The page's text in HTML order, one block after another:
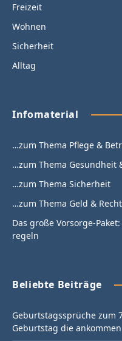
Freizeit
Wohnen
Sicherheit
Alltag
Infomaterial
…zum Thema Pflege &
…zum Thema Gesundheit
…zum Thema Sicherheit
…zum Thema Geld & Recht
Das große Vorsorge-
regeln
Beliebte Beiträge
Geburtstagssprüche zum
Geburtstag die ankommen